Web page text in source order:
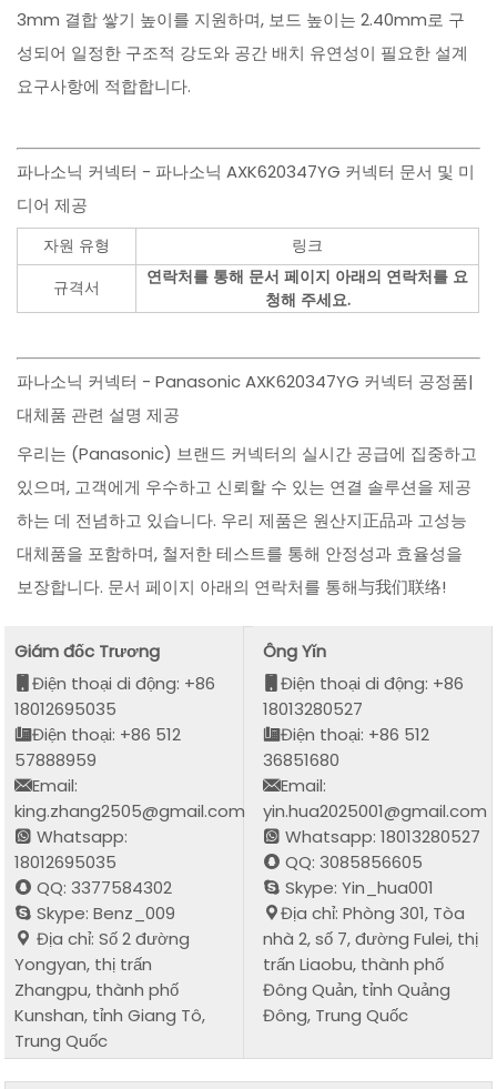
3mm 결합 쌓기 높이를 지원하며, 보드 높이는 2.40mm로 구
성되어 일정한 구조적 강도와 공간 배치 유연성이 필요한 설계
요구사항에 적합합니다.
파나소닉 커넥터 - 파나소닉 AXK620347YG 커넥터 문서 및 미
디어 제공
자원 유형
링크
규격서
연락처를 통해 문서 페이지 아래의 연락처를 요
청해 주세요.
파나소닉 커넥터 - Panasonic AXK620347YG 커넥터 공정품|
대체품 관련 설명 제공
우리는 (Panasonic) 브랜드 커넥터의 실시간 공급에 집중하고
있으며, 고객에게 우수하고 신뢰할 수 있는 연결 솔루션을 제공
하는 데 전념하고 있습니다. 우리 제품은 원산지正品과 고성능
대체품을 포함하며, 철저한 테스트를 통해 안정성과 효율성을
보장합니다. 문서 페이지 아래의 연락처를 통해与我们联络!
Giám đốc Trương
Điện thoại di động: +86
18012695035
Điện thoại: +86 512
57888959
Email:
king.zhang2505@gmail.com
Whatsapp:
18012695035
QQ: 3377584302
Skype: Benz_009
Địa chỉ: Số 2 đường
Yongyan, thị trấn
Zhangpu, thành phố
Kunshan, tỉnh Giang Tô,
Trung Quốc
Ông Yǐn
Điện thoại di động: +86
18013280527
Điện thoại: +86 512
36851680
Email:
yin.hua2025001@gmail.com
Whatsapp: 18013280527
QQ: 3085856605
Skype: Yin_hua001
Địa chỉ: Phòng 301, Tòa
nhà 2, số 7, đường Fulei, thị
trấn Liaobu, thành phố
Đông Quản, tỉnh Quảng
Đông, Trung Quốc